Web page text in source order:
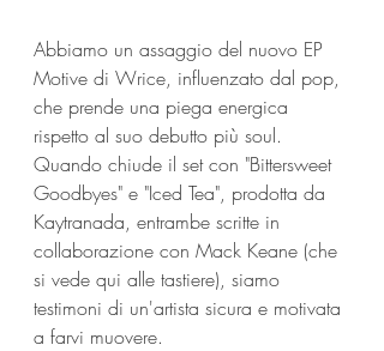
Abbiamo un assaggio del nuovo EP
Motive di Wrice, influenzato dal pop,
che prende una piega energica
rispetto al suo debutto più soul.
Quando chiude il set con "Bittersweet
Goodbyes" e "Iced Tea", prodotta da
Kaytranada, entrambe scritte in
collaborazione con Mack Keane (che
si vede qui alle tastiere), siamo
testimoni di un'artista sicura e motivata
a farvi muovere.